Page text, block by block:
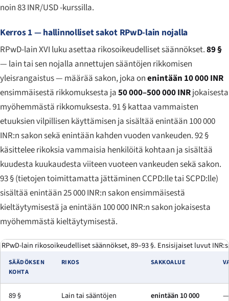
noin 83 INR/USD -kurssilla.
Kerros 1 — hallinnolliset sakot RPwD-lain nojalla
RPwD-lain XVI luku asettaa rikosoikeudelliset säännökset.89 §
— lain tai sen nojalla annettujen sääntöjen rikkomisen
yleisrangaistus — määrää sakon, joka onenintään 10 000 INR
ensimmäisestä rikkomuksesta ja50 000–500 000 INRjokaisesta
myöhemmästä rikkomuksesta. 91 § kattaa vammaisten
etuuksien vilpillisen käyttämisen ja sisältää enintään 100 000
INR:n sakon sekä enintään kahden vuoden vankeuden. 92 §
käsittelee rikoksia vammaisia henkilöitä kohtaan ja sisältää
kuudesta kuukaudesta viiteen vuoteen vankeuden sekä sakon.
93 § (tietojen toimittamatta jättäminen CCPD:lle tai SCPD:lle)
sisältää enintään 25 000 INR:n sakon ensimmäisestä
kieltäytymisestä ja enintään 100 000 INR:n sakon jokaisesta
myöhemmästä kieltäytymisestä.
RPwD-lain rikosoikeudelliset säännökset, 89–93 §. Ensisijaiset luvut
SÄÄDÖKSEN
KOHTA
RIKOS SAKKOALUE
89 §
Lain tai sääntöjen
enintään 10 000
—